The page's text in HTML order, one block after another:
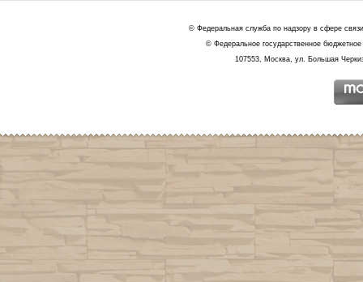
© Федеральная служба по надзору в сфере
© Федеральное государственное
107553, Москва, ул. Большая